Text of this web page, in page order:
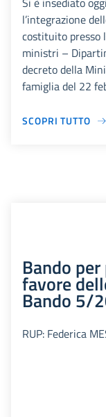
l’integrazione
costituito presso
ministri –
decreto della
famiglia del 22
SCOPRI TUTTO
Bando
favore
Bando 5/
RUP: Federica